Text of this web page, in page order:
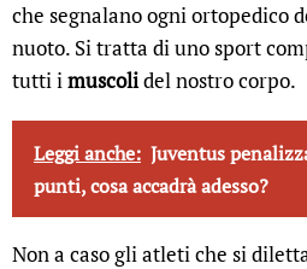
che segnalano ogni ortopedico
nuoto. Si tratta di uno sport
tutti imuscolidel nostro corpo.
Leggi anche: Juventus
punti, cosa accadrà adesso?
Non a caso gli atleti che si